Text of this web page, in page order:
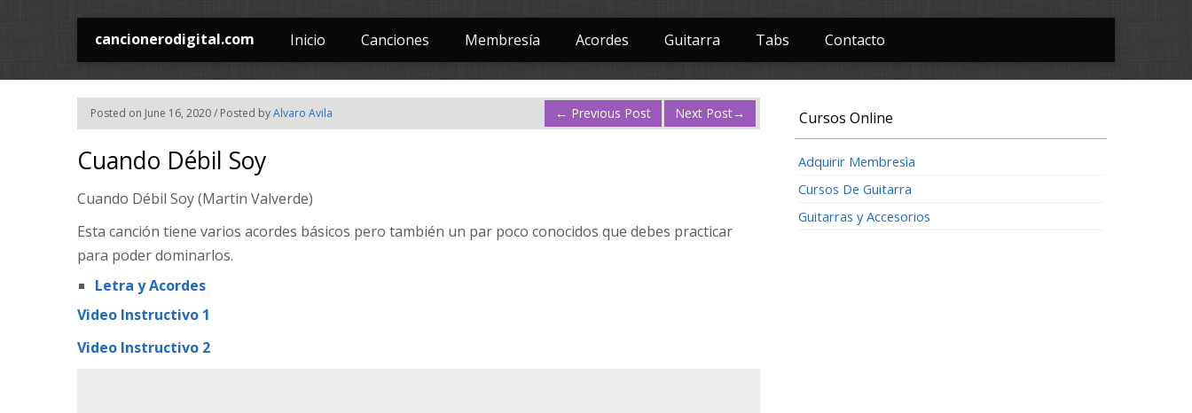
cancionerodigital.com Inicio Canciones Membresía Acordes Guitarra Tabs Contacto
Posted on June 16, 2020 / Posted byAlvaro Avila ← Previous Post Next Post→
Cuando Débil Soy
Cuando Débil Soy (Martin Valverde)
Esta canción tiene varios acordes básicos pero también un par poco conocidos que debes practicar
para poder dominarlos.
Letra y Acordes
Video Instructivo 1
Video Instructivo 2
Cursos Online
Adquirir Membresìa
Cursos De Guitarra
Guitarras y Accesorios